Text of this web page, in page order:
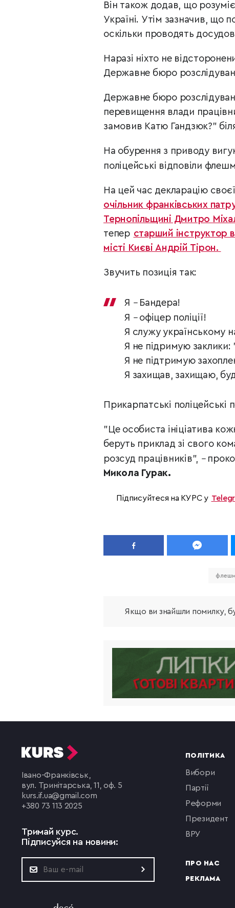
Він також додав, що розуміє
Україні. Утім зазначив, що
оскільки проводять
Наразі ніхто не
Державне бюро
Державне бюро
перевищення влади
замовив Катю Гандзюк?"
На обурення з приводу
поліцейські відповіли
На цей час декларацію
очільник франківських
Тернопільщині Дмитро
тепер старший інструктор
місті Києві Андрій Тірон.
Звучить позиція так:
Я –Бандера!
Я –офіцер поліції!
Я служу українському
Я не підримую
Я не підтримую
Я захищав, захищаю,
Прикарпатські
"Це особиста ініціатива
беруть приклад зі свого
розсуд працівників", –
Микола Гурак.
Підписуйтеся на КУРС у
Якщо ви знайшли помилку,
Івано-Франківськ,
вул. Тринітарська, 11, оф. 5
kurs.if.ua@gmail.com
+380 73 113 2025
Тримай курс.
Підписуйся на новини:
ПОЛІТИКА
вибори
партії
реформи
президент
ВРУ
ПРО НАС
РЕКЛАМА